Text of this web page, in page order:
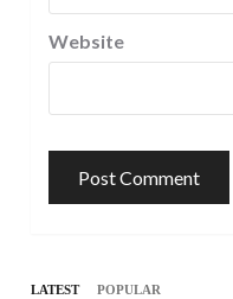
Website
LATEST POPULAR